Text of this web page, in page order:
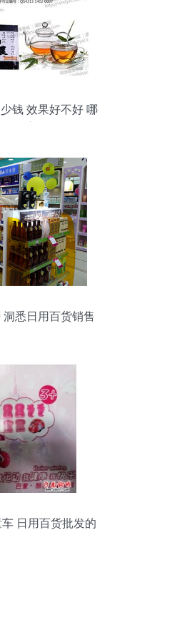
钱 效果好不好 哪
悉日用百货销售
日用百货批发的